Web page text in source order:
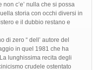
c’e’ nulla che si possa
storia con occhi diversi in
e il dubbio restano e
di zero “ dell’ autore del
in quel 1981 che ha
lunghissima recita degli
crudele ostentato